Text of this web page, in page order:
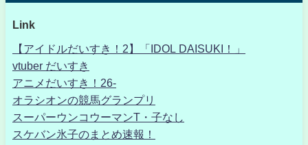
Link
【アイドルだいすき！2】「IDOL DAISUKI！」
vtuber だいすき
アニメだいすき！26-
オラシオンの競馬グランプリ
スーパーウンコウーマンT・子なし
スケバン氷子のまとめ速報！